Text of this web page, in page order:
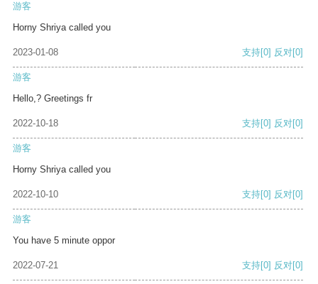
游客
Horny Shriya called you
2023-01-08 支持[0] 反对[0]
游客
Hello,? Greetings fr
2022-10-18 支持[0] 反对[0]
游客
Horny Shriya called you
2022-10-10 支持[0] 反对[0]
游客
You have 5 minute oppor
2022-07-21 支持[0] 反对[0]